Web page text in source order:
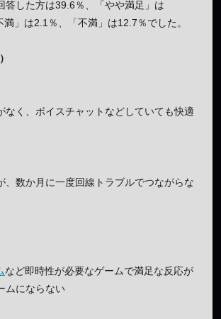
答した方は39.6％、「やや満足」は
」は2.1％、「不満」は12.7％でした。
なく、ボイスチャットなどしていても快適
、数か月に一度回線トラブルでつながらな
など即時性が必要なゲームで満足な反応が
ムにならない